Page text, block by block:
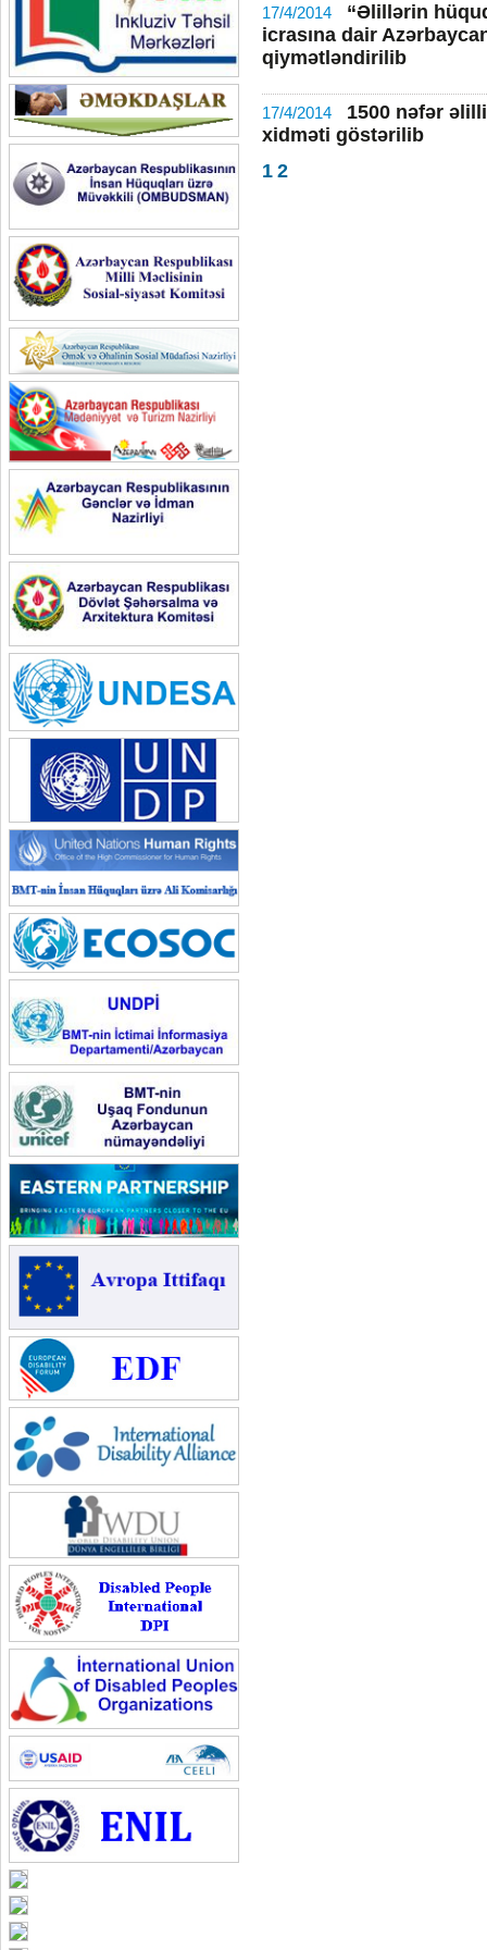
17/4/2014
“Əlillərin
icrasına dair
qiymətləndirilib
17/4/2014
1500 nəfər
xidməti göstərilib
1 2